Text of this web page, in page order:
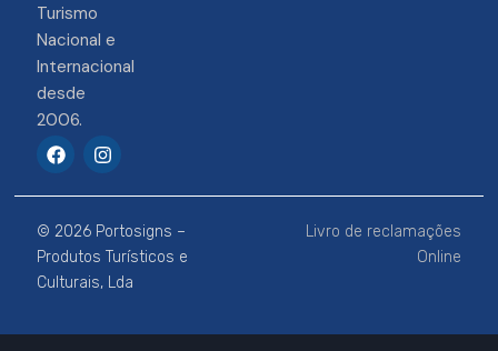
Turismo
Nacional e
Internacional
desde
2006.
F
a
e
b
o
o
k
I
n
t
a
g
r
a
m
© 2026 Portosigns –
Produtos Turísticos e
Culturais, Lda
Livro de reclamações
Online